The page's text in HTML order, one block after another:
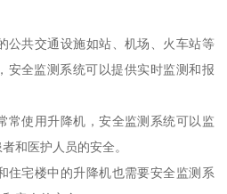
公共交通设施如站、机场、火车站等
安全监测系统可以提供实时监测和报
常使用升降机，安全监测系统可以监
和医护人员的安全。
住宅楼中的升降机也需要安全监测系